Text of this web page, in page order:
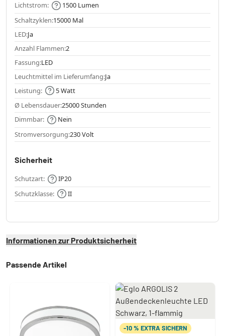
Lichtstrom:
1500 Lumen
Schaltzyklen:15000 Mal
LED:Ja
Anzahl Flammen:2
Fassung:LED
Leuchtmittel im Lieferumfang:Ja
Leistung:
5 Watt
Ø Lebensdauer:25000 Stunden
Dimmbar:
Nein
Stromversorgung:230 Volt
Sicherheit
Schutzart:
IP20
Schutzklasse:
II
Informationen zur Produktsicherheit
Passende Artikel
-10 % EXTRA SICHERN